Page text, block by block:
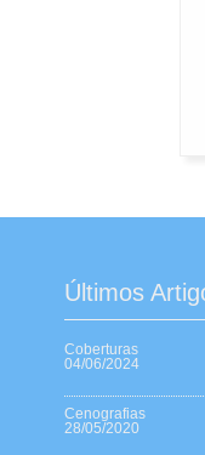
Últimos
Coberturas
04/06/2024
Cenografias
28/05/2020